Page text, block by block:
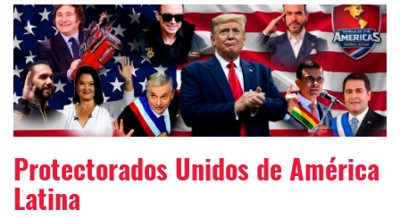
Protectorados Unidos de América
Latina